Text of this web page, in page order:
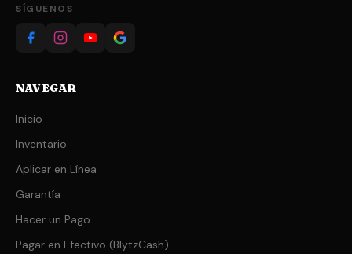
SÍGUENOS
NAVEGAR
Inicio
Inventario
Aplicar en Línea
Garantía
Hacer un Pago
Pagar en Efectivo (BlytzCash)